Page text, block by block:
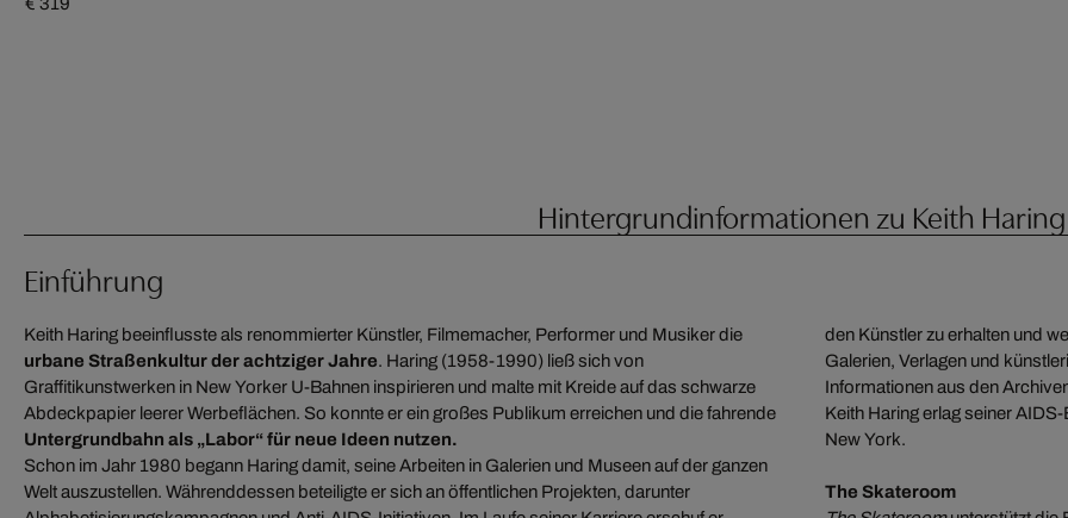
Hintergrundinformationen zu Keith Haring
Einführung
Keith Haring beeinflusste als renommierter Künstler, Filmemacher, Performer und Musiker die
urbane Straßenkultur der achtziger Jahre. Haring (1958-1990) ließ sich von
Graffitikunstwerken in New Yorker U-Bahnen inspirieren und malte mit Kreide auf das schwarze
Abdeckpapier leerer Werbeflächen. So konnte er ein großes Publikum erreichen und die fahrende
Untergrundbahn als „Labor“ für neue Ideen nutzen.
Schon im Jahr 1980 begann Haring damit, seine Arbeiten in Galerien und Museen auf der ganzen
Welt auszustellen. Währenddessen beteiligte er sich an öffentlichen Projekten, darunter
den Künstler zu erhalten und
Galerien, Verlagen und
Informationen aus den
Keith Haring erlag seiner
New York.
The Skateroom